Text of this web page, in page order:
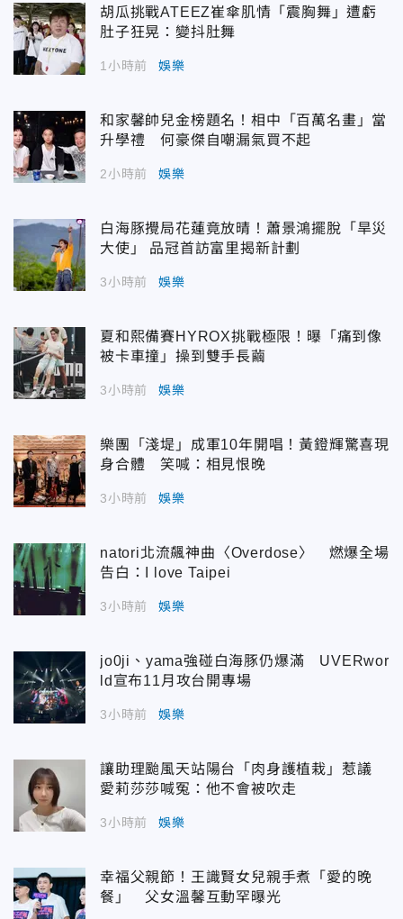
胡瓜挑戰ATEEZ崔傘肌情「震胸舞」遭虧
肚子狂晃：變抖肚舞
1小時前 娛樂
和家馨帥兒金榜題名！相中「百萬名畫」當
升學禮 何豪傑自嘲漏氣買不起
2小時前 娛樂
白海豚攪局花蓮竟放晴！蕭景鴻擺脫「旱災
大使」 品冠首訪富里揭新計劃
3小時前 娛樂
夏和熙備賽HYROX挑戰極限！曝「痛到像
被卡車撞」操到雙手長繭
3小時前 娛樂
樂團「淺堤」成軍10年開唱！黃鐙輝驚喜現
身合體 笑喊：相見恨晚
3小時前 娛樂
natori北流飆神曲〈Overdose〉 燃爆全場
告白：I love Taipei
3小時前 娛樂
jo0ji、yama強碰白海豚仍爆滿 UVERwor
ld宣布11月攻台開專場
3小時前 娛樂
讓助理颱風天站陽台「肉身護植栽」惹議
愛莉莎莎喊冤：他不會被吹走
3小時前 娛樂
幸福父親節！王識賢女兒親手煮「愛的晚
餐」 父女溫馨互動罕曝光